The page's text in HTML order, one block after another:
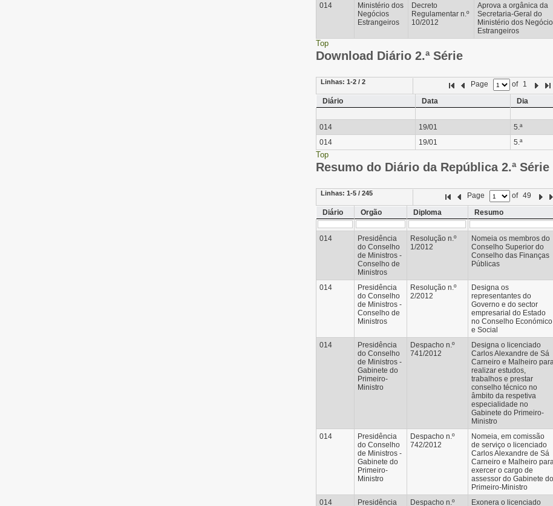
014
Ministério dos
Negócios
Estrangeiros
Decreto
Regulamentar n.º
10/2012
Aprova a orgânica da
Secretaria-Geral do
Ministério dos
Estrangeiros
Top
Download Diário 2.ª Série
Linhas: 1-2 / 2 Page of 1
Diário
Data Dia
014 19/01 5.ª
014
19/01 5.ª
Top
Resumo do Diário da República 2.ª Série
Linhas: 1-5 / 245 Page of 49
Diário
Orgão Diploma Resumo
014
Presidência
do Conselho
de Ministros -
Conselho de
Ministros
Resolução n.º
1/2012
Nomeia os membros do
Conselho Superior do
Conselho das Finanças
Públicas
014
Presidência
do Conselho
de Ministros -
Conselho de
Ministros
Resolução n.º
2/2012
Designa os
representantes do
Governo e do sector
empresarial do Estado
no Conselho Económico
e Social
014
Presidência
do Conselho
de Ministros -
Gabinete do
Primeiro-
Ministro
Despacho n.º
741/2012
Designa o licenciado
Carlos Alexandre de Sá
Carneiro e Malheiro
realizar estudos,
trabalhos e prestar
conselho técnico no
âmbito da respetiva
especialidade no
Gabinete do Primeiro-
Ministro
014
Presidência
do Conselho
de Ministros -
Gabinete do
Primeiro-
Ministro
Despacho n.º
742/2012
Nomeia, em comissão
de serviço o licenciado
Carlos Alexandre de Sá
Carneiro e Malheiro
exercer o cargo de
assessor do Gabinete do
Primeiro-Ministro
014 Presidência Despacho n.º Exonera o licenciado